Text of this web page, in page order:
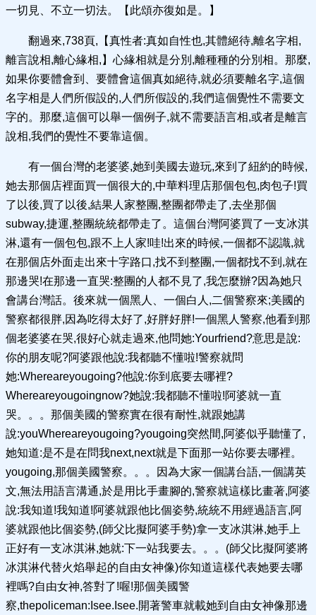
一切見、不立一切法。【此頌亦復如是。】
翻過來,738頁,【真性者:真如自性也,其體絕待,離名字相,
離言說相,離心緣相,】心緣相就是分別,離種種的分別相。那麼,
如果你要體會到、要體會這個真如絕待,就必須要離名字,這個
名字相是人們所假設的,人們所假設的,我們這個覺性不需要文
字的。那麼,這個可以舉一個例子,就不需要語言相,或者是離言
說相,我們的覺性不要靠這個。
有一個台灣的老婆婆,她到美國去遊玩,來到了紐約的時候,
她去那個店裡面買一個很大的,中華料理店那個包包,肉包子!買
了以後,買了以後,結果人家整團,整團都帶走了,去坐那個
subway,捷運,整團統統都帶走了。這個台灣阿婆買了一支冰淇
淋,還有一個包包,跟不上人家!哇!出來的時候,一個都不認識,就
在那個店外面走出來十字路口,找不到整團,一個都找不到,就在
那邊哭!在那邊一直哭:整團的人都不見了,我怎麼辦?因為她只
會講台灣話。後來就一個黑人、一個白人,二個警察來;美國的
警察都很胖,因為吃得太好了,好胖好胖!一個黑人警察,他看到那
個老婆婆在哭,很好心就走過來,他問她:Yourfriend?意思是說:
你的朋友呢?阿婆跟他說:我都聽不懂啦!警察就問
她:Whereareyougoing?他說:你到底要去哪裡?
Whereareyougoingnow?她說:我都聽不懂啦!阿婆就一直
哭。。。那個美國的警察實在很有耐性,就跟她講
說:youWhereareyougoing?yougoing突然間,阿婆似乎聽懂了,
她知道:是不是在問我next,next就是下面那一站你要去哪裡。
yougoing,那個美國警察。。。因為大家一個講台語,一個講英
文,無法用語言溝通,於是用比手畫腳的,警察就這樣比畫著,阿婆
說:我知道!我知道!阿婆就跟他比個姿勢,統統不用經過語言,阿
婆就跟他比個姿勢,(師父比擬阿婆手勢)拿一支冰淇淋,她手上
正好有一支冰淇淋,她就:下一站我要去。。。(師父比擬阿婆將
冰淇淋代替火焰舉起的自由女神像)你知道這樣代表她要去哪
裡嗎?自由女神,答對了!喔!那個美國警
察,thepoliceman:Isee.Isee.開著警車就載她到自由女神像那邊